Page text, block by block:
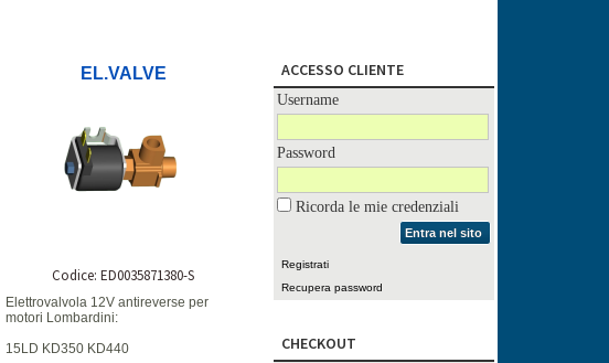
EL.VALVE
Codice: ED0035871380-S
Elettrovalvola 12V antireverse per
motori Lombardini:
15LD KD350 KD440
ACCESSO CLIENTE
Username
Password
Ricorda le mie credenziali
Entra nel sito
Registrati
Recupera password
CHECKOUT